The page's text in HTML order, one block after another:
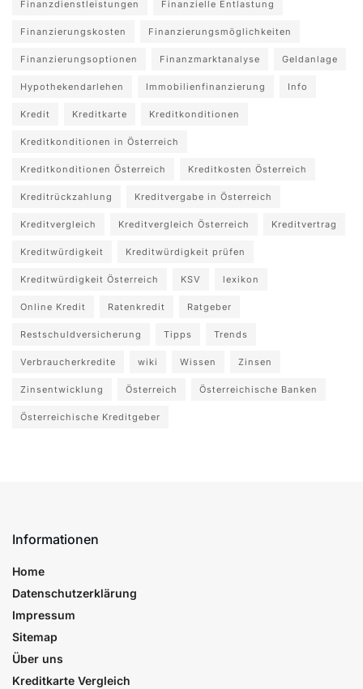
Finanzdienstleistungen Finanzielle Entlastung
Finanzierungskosten Finanzierungsmöglichkeiten
Finanzierungsoptionen Finanzmarktanalyse Geldanlage
Hypothekendarlehen Immobilienfinanzierung Info
Kredit Kreditkarte Kreditkonditionen
Kreditkonditionen in Österreich
Kreditkonditionen Österreich Kreditkosten Österreich
Kreditrückzahlung Kreditvergabe in Österreich
Kreditvergleich Kreditvergleich Österreich Kreditvertrag
Kreditwürdigkeit Kreditwürdigkeit prüfen
Kreditwürdigkeit Österreich KSV lexikon
Online Kredit Ratenkredit Ratgeber
Restschuldversicherung Tipps Trends
Verbraucherkredite wiki Wissen Zinsen
Zinsentwicklung Österreich Österreichische Banken
Österreichische Kreditgeber
Informationen
Home
Datenschutzerklärung
Impressum
Sitemap
Über uns
Kreditkarte Vergleich